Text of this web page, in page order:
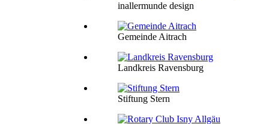
inallermunde design
Gemeinde Aitrach
Landkreis Ravensburg
Stiftung Stern